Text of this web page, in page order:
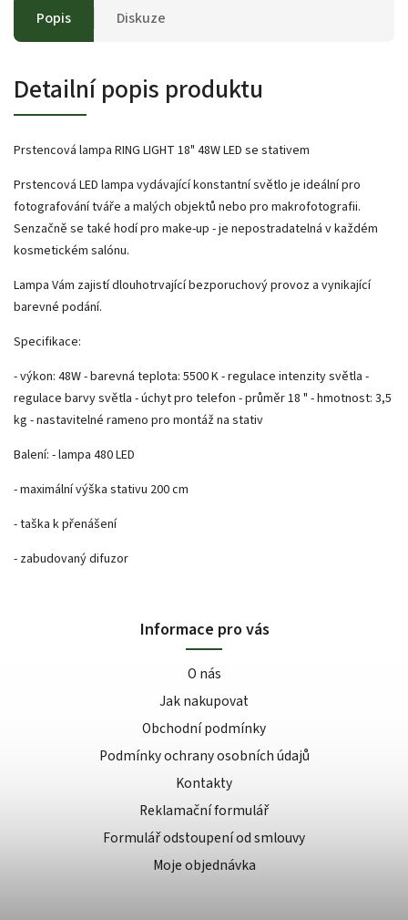
Popis Diskuze
Detailní popis produktu
Prstencová lampa RING LIGHT 18" 48W LED se stativem
Prstencová LED lampa vydávající konstantní světlo je ideální pro
fotografování tváře a malých objektů nebo pro makrofotografii.
Senzačně se také hodí pro make-up - je nepostradatelná v každém
kosmetickém salónu.
Lampa Vám zajistí dlouhotrvající bezporuchový provoz a vynikající
barevné podání.
Specifikace:
- výkon: 48W - barevná teplota: 5500 K - regulace intenzity světla -
regulace barvy světla - úchyt pro telefon - průměr 18 " - hmotnost: 3,5
kg - nastavitelné rameno pro montáž na stativ
Balení: - lampa 480 LED
- maximální výška stativu 200 cm
- taška k přenášení
- zabudovaný difuzor
Informace pro vás
O nás
Jak nakupovat
Obchodní podmínky
Podmínky ochrany osobních údajů
Kontakty
Reklamační formulář
Formulář odstoupení od smlouvy
Moje objednávka